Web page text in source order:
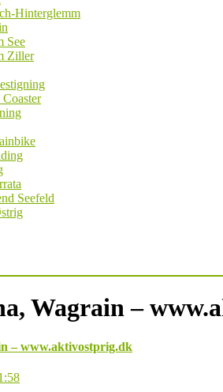
Hinterglemm
See
Ziller
Seefeld
Wagrain –
– www.aktivostprig.dk